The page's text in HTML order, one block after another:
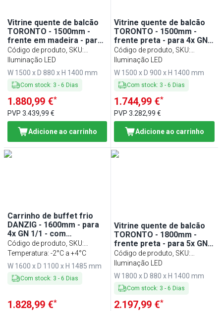
Vitrine quente de balcão
TORONTO - 1500mm -
frente em madeira - para
4x GN 1/1 - tampo em
granito preto
Código de produto, SKU:
WVE150D
Iluminação LED
W 1500 x D 880 x H 1400 mm
Com stock: 3 - 6 Dias
1.880,99 €*
PVP 3.439,99 €
Adicione ao carrinho
Vitrine quente de balcão
TORONTO - 1500mm -
frente preta - para 4x GN
1/1 - tampo em granito
preto
Código de produto, SKU:
WHTE150-S
Iluminação LED
W 1500 x D 900 x H 1400 mm
Com stock: 3 - 6 Dias
1.744,99 €*
PVP3.282,99 €
Adicione ao carrinho
Carrinho de buffet frio
DANZIG - 1600mm - para
4x GN 1/1 - com
corre‑bandejas - Preto
Código de produto, SKU:
BWKI1600
Temperatura: -2°C a +4°C
W 1600 x D 1100 x H 1485 mm
Com stock: 3 - 6 Dias
1.828,99 €*
Vitrine quente de balcão
TORONTO - 1800mm -
frente preta - para 5x GN
1/1 - tampo em granito
preto
Código de produto, SKU:
WHTE180-S
Iluminação LED
W 1800 x D 880 x H 1400 mm
Com stock: 3 - 6 Dias
2.197,99 €*